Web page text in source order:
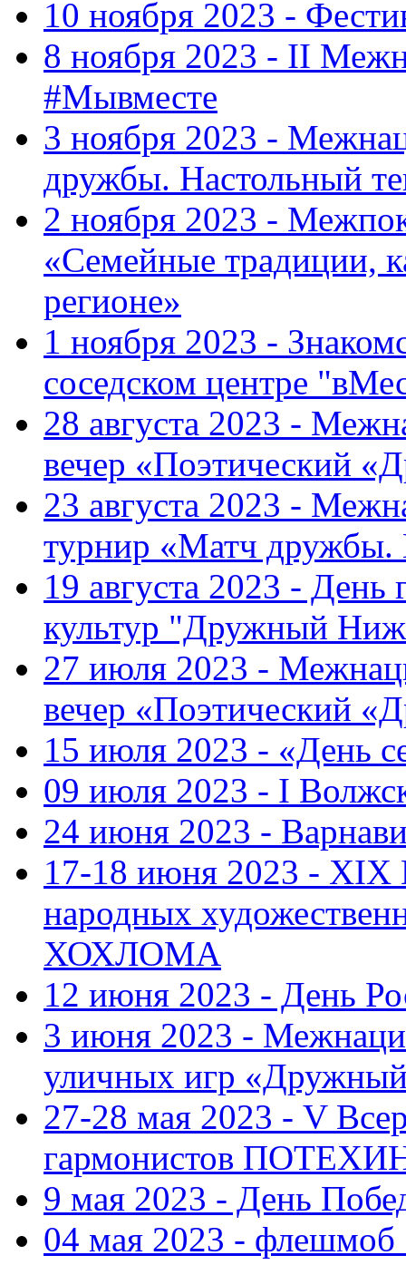
10 ноября 2023 -
8 ноября 2023 - II
#Мывместе
3 ноября 2023 -
дружбы. Настольный
2 ноября 2023 -
«Семейные традиции,
регионе»
1 ноября 2023 -
соседском центре
28 августа 2023 -
вечер «Поэтический
23 августа 2023 -
турнир «Матч
19 августа 2023 -
культур "Дружный
27 июля 2023 -
вечер «Поэтический
15 июля 2023 - «День
09 июля 2023 - I
24 июня 2023 -
17-18 июня 2023 - XIX
народных
ХОХЛОМА
12 июня 2023 - День
3 июня 2023 -
уличных игр
27-28 мая 2023 - V
гармонистов
9 мая 2023 - День
04 мая 2023 - флешмоб